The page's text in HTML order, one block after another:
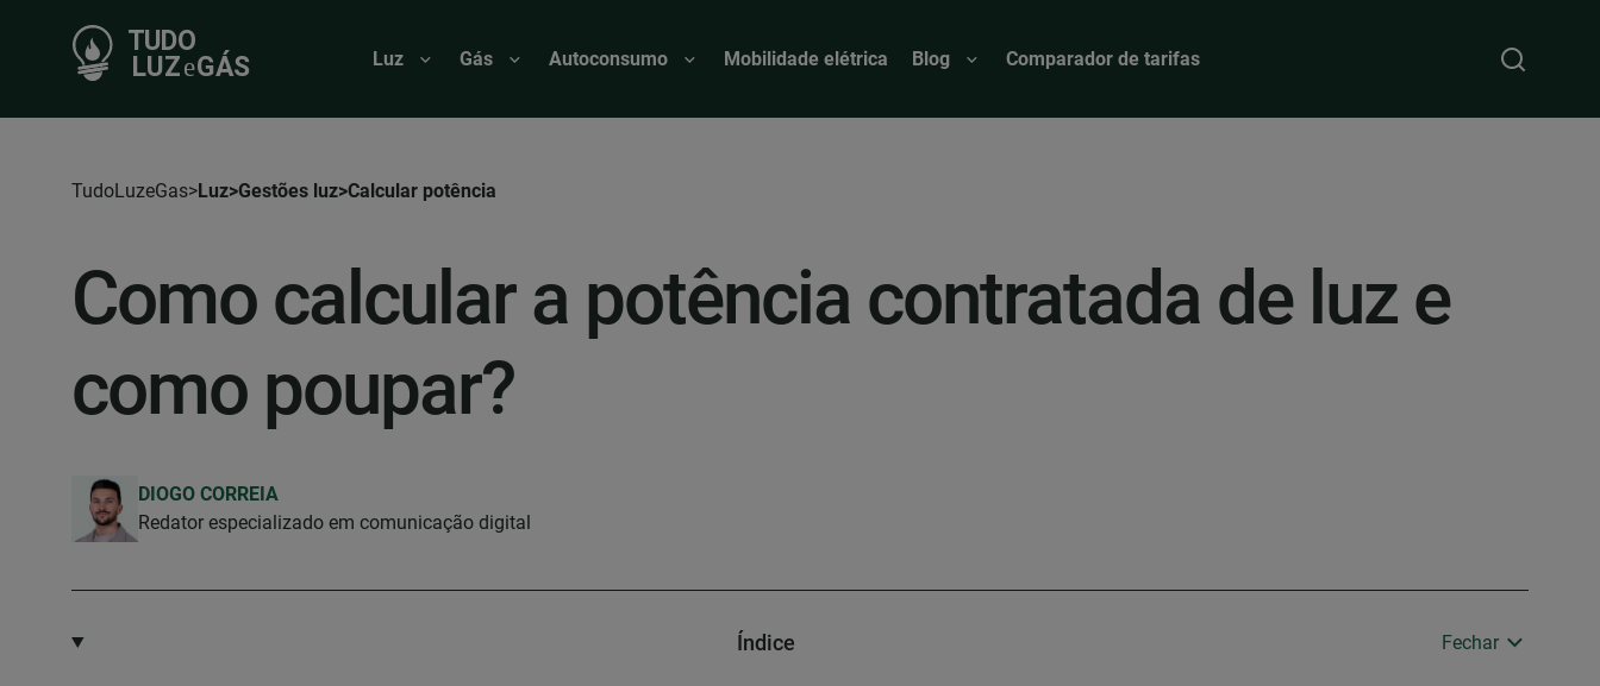
Luz Gás Autoconsumo Mobilidade elétrica Blog Comparador de tarifas
TudoLuzeGas Luz Gestões luz Calcular potência
Como calcular a potência contratada de luz e
como poupar?
DIOGO CORREIA
Redator especializado em comunicação digital
Índice Fechar